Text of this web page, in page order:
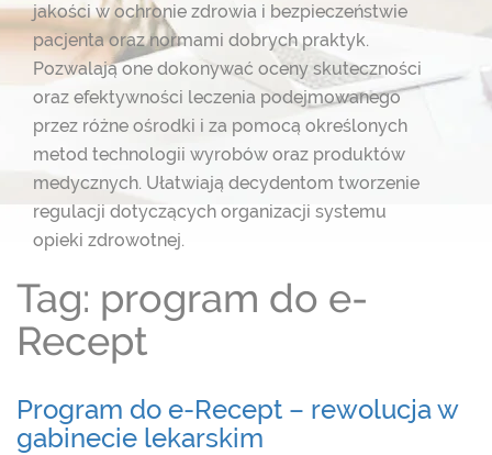
jakości w ochronie zdrowia i bezpieczeństwie
pacjenta oraz normami dobrych praktyk.
Pozwalają one dokonywać oceny skuteczności
oraz efektywności leczenia podejmowanego
przez różne ośrodki i za pomocą określonych
metod technologii wyrobów oraz produktów
medycznych. Ułatwiają decydentom tworzenie
regulacji dotyczących organizacji systemu
opieki zdrowotnej.
Tag: program do e-
Recept
Program do e-Recept – rewolucja w
gabinecie lekarskim